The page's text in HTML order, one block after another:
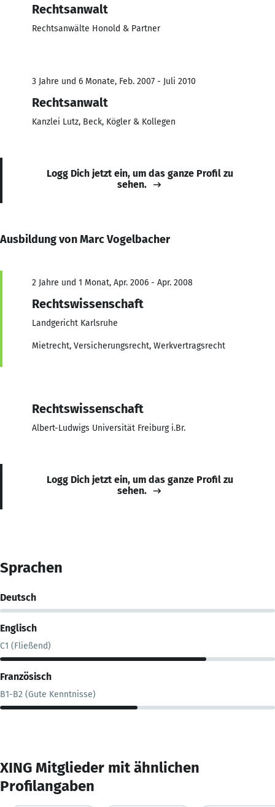
Rechtsanwalt
Rechtsanwälte Honold & Partner
3 Jahre und 6 Monate, Feb. 2007 - Juli 2010
Rechtsanwalt
Kanzlei Lutz, Beck, Kögler & Kollegen
Logg Dich jetzt ein, um das ganze Profil zu
sehen.
Ausbildung von Marc Vogelbacher
2 Jahre und 1 Monat, Apr. 2006 - Apr. 2008
Rechtswissenschaft
Landgericht Karlsruhe
Mietrecht, Versicherungsrecht, Werkvertragsrecht
Rechtswissenschaft
Albert-Ludwigs Universität Freiburg i.Br.
Logg Dich jetzt ein, um das ganze Profil zu
sehen.
Sprachen
Deutsch
Englisch
C1 (Fließend)
Französisch
B1-B2 (Gute Kenntnisse)
XING Mitglieder mit ähnlichen
Profilangaben